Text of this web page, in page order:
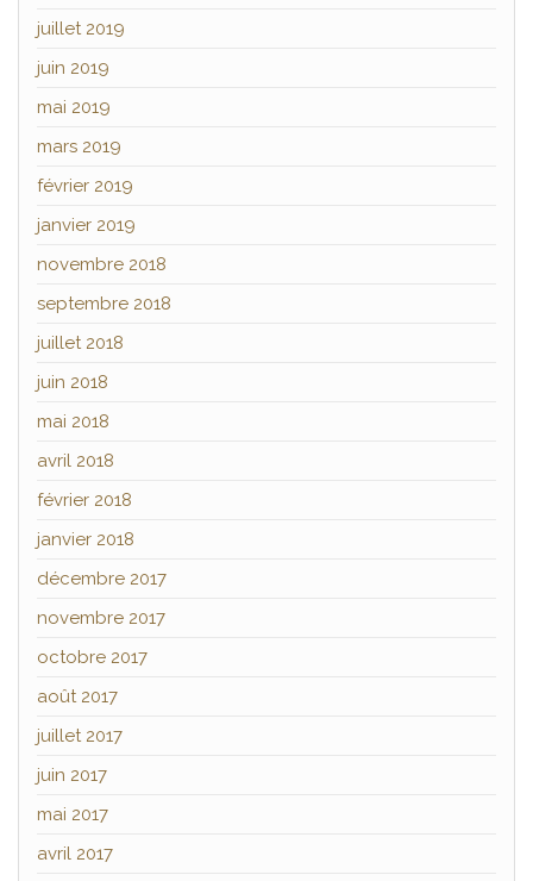
juillet 2019
juin 2019
mai 2019
mars 2019
février 2019
janvier 2019
novembre 2018
septembre 2018
juillet 2018
juin 2018
mai 2018
avril 2018
février 2018
janvier 2018
décembre 2017
novembre 2017
octobre 2017
août 2017
juillet 2017
juin 2017
mai 2017
avril 2017